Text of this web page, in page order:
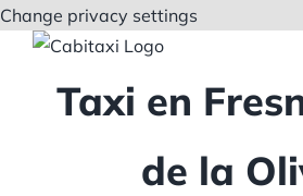
Change privacy settings
Taxi en
de la